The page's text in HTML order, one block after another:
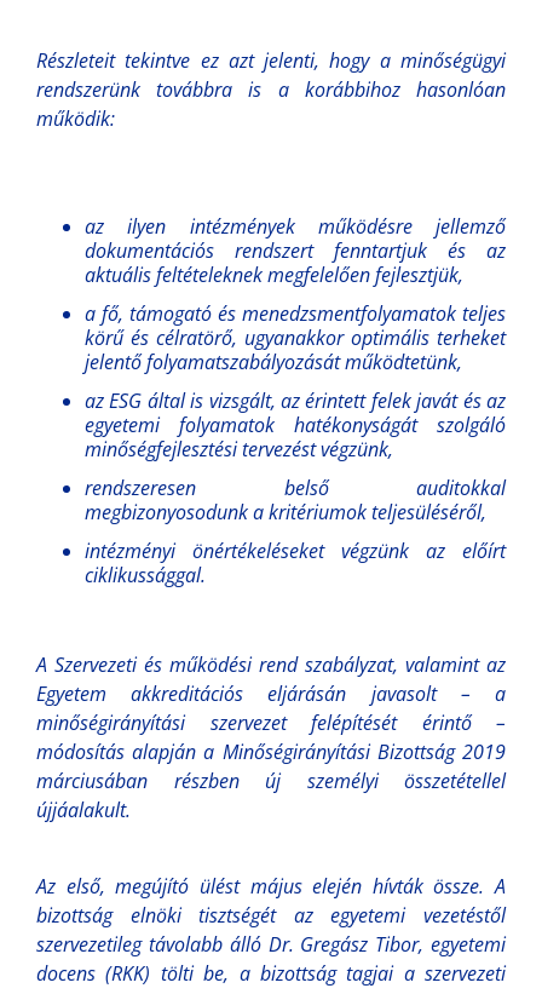
Részleteit tekintve ez azt jelenti, hogy a minőségügyi
rendszerünk továbbra is a korábbihoz hasonlóan
működik:
az ilyen intézmények működésre jellemző
dokumentációs rendszert fenntartjuk és az
aktuális feltételeknek megfelelően fejlesztjük,
a fő, támogató és menedzsmentfolyamatok teljes
körű és célratörő, ugyanakkor optimális terheket
jelentő folyamatszabályozását működtetünk,
az ESG által is vizsgált, az érintett felek javát és az
egyetemi folyamatok hatékonyságát szolgáló
minőségfejlesztési tervezést végzünk,
rendszeresen belső auditokkal
megbizonyosodunk a kritériumok teljesüléséről,
intézményi önértékeléseket végzünk az előírt
ciklikussággal.
A Szervezeti és működési rend szabályzat, valamint az
Egyetem akkreditációs eljárásán javasolt – a
minőségirányítási szervezet felépítését érintő –
módosítás alapján a Minőségirányítási Bizottság 2019
márciusában részben új személyi összetétellel
újjáalakult.
Az első, megújító ülést május elején hívták össze. A
bizottság elnöki tisztségét az egyetemi vezetéstől
szervezetileg távolabb álló Dr. Gregász Tibor, egyetemi
docens (RKK) tölti be, a bizottságtagjai a szervezeti